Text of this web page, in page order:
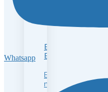
ESTRÍAS
BLANCAS
Estrías
maduras
Whatsapp